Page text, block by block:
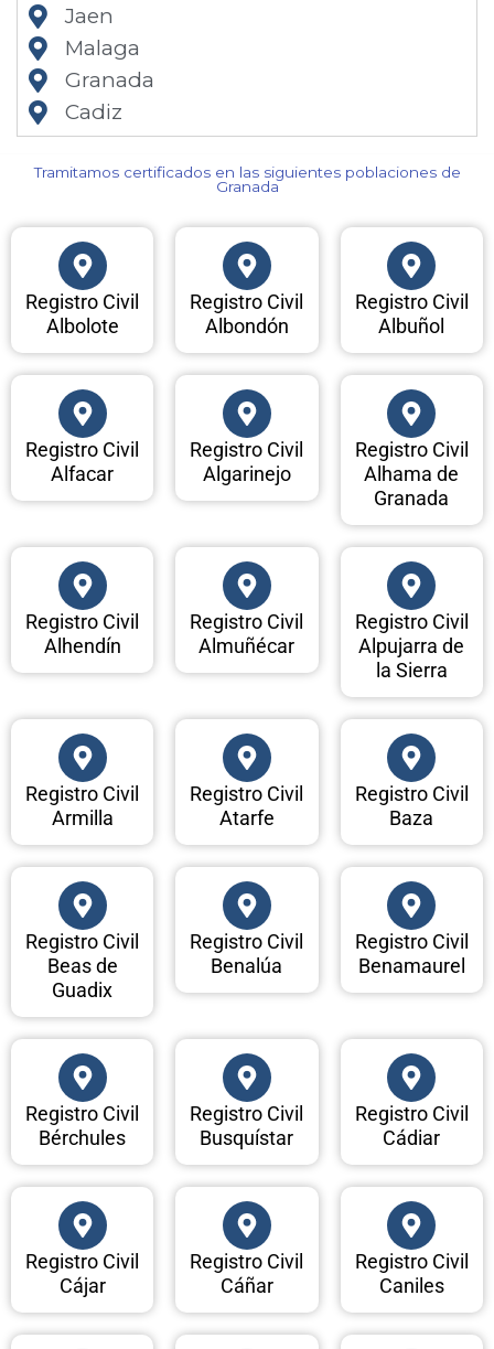
Jaen
Malaga
Granada
Cadiz
Tramitamos certificados en las siguientes poblaciones de
Granada​
Registro Civil
Albolote
Registro Civil
Albondón
Registro Civil
Albuñol
Registro Civil
Alfacar
Registro Civil
Algarinejo
Registro Civil
Alhama de
Granada
Registro Civil
Alhendín
Registro Civil
Almuñécar
Registro Civil
Alpujarra de
la Sierra
Registro Civil
Armilla
Registro Civil
Atarfe
Registro Civil
Baza
Registro Civil
Beas de
Guadix
Registro Civil
Benalúa
Registro Civil
Benamaurel
Registro Civil
Bérchules
Registro Civil
Busquístar
Registro Civil
Cádiar
Registro Civil
Cájar
Registro Civil
Cáñar
Registro Civil
Caniles